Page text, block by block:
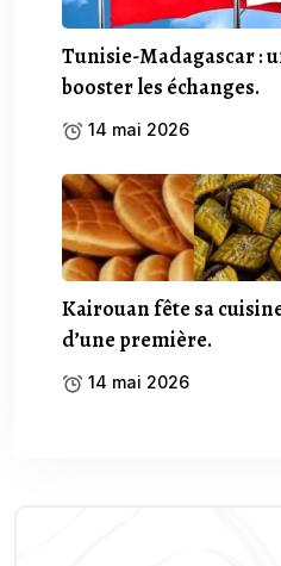
Tunisie-Madagascar :
booster les échanges.
14 mai 2026
Kairouan fête sa
d’une première.
14 mai 2026